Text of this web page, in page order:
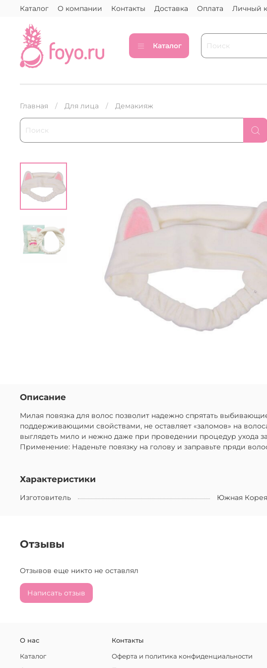
Каталог О компании Контакты Доставка Оплата Личный
Каталог
Главная Для лица Демакияж
Описание
Милая повязка для волос позволит надежно спрятать
поддерживающими свойствами, не оставляет «заломов» на
выглядеть мило и нежно даже при проведении процедур ухода
Применение: Наденьте повязку на голову и заправьте пряди
Характеристики
Изготовитель Южная Корея
Отзывы
Отзывов еще никто не оставлял
Написать отзыв
О нас
Каталог
Контакты
Оферта и политика конфиденциальности